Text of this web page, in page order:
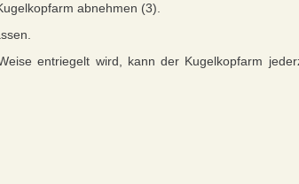
abnehmen (3).
entriegelt wird, kann der Kugelkopfarm